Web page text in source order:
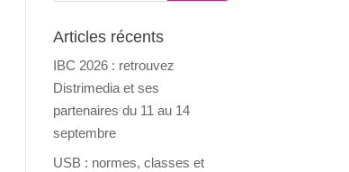
Articles récents
IBC 2026 : retrouvez
Distrimedia et ses
partenaires du 11 au 14
septembre
USB : normes, classes et